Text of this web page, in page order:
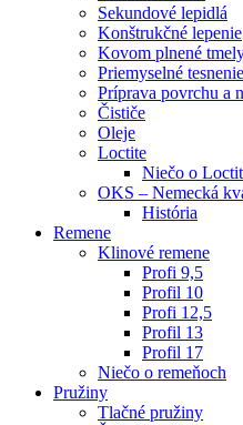
Sekundové lepidlá
Konštrukčné lepenie
Kovom plnené
Priemyselné tesnenie
Príprava povrchu a
Čističe
Oleje
Loctite
Niečo o
OKS – Nemecká
História
Remene
Klinové remene
Profi 9,5
Profil 10
Profi 12,5
Profil 13
Profil 17
Niečo o remeňoch
Pružiny
Tlačné pružiny